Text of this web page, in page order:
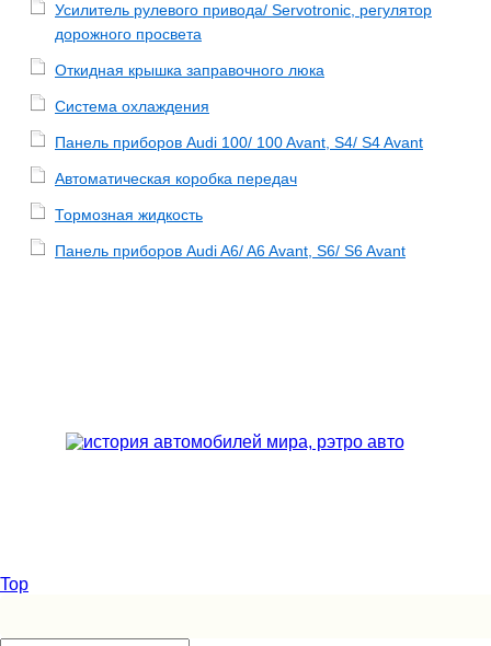
Усилитель рулевого привода/ Servotronic, регулятор
дорожного просвета
Откидная крышка заправочного люка
Система охлаждения
Панель приборов Audi 100/ 100 Avant, S4/ S4 Avant
Автоматическая коробка передач
Тормозная жидкость
Панель приборов Audi A6/ A6 Avant, S6/ S6 Avant
Top